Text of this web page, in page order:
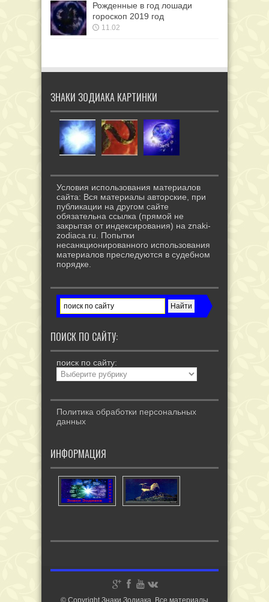
Рожденные в год лошади
гороскоп 2019 год
11.02
ЗНАКИ ЗОДИАКА КАРТИНКИ
Условия использования материалов
сайта: Вся материалы авторские, при
публикации на другом сайте
обязательна ссылка (прямой не
закрытая от индексирования) на znaki-
zodiaca.ru. Попытки
несанкционированного использования
материалов преследуются в судебном
порядке.
ПОИСК ПО САЙТУ:
поиск по сайту:
Политика обработки персональных
данных
ИНФОРМАЦИЯ
© Copyright Знаки Зодиака. Все материалы